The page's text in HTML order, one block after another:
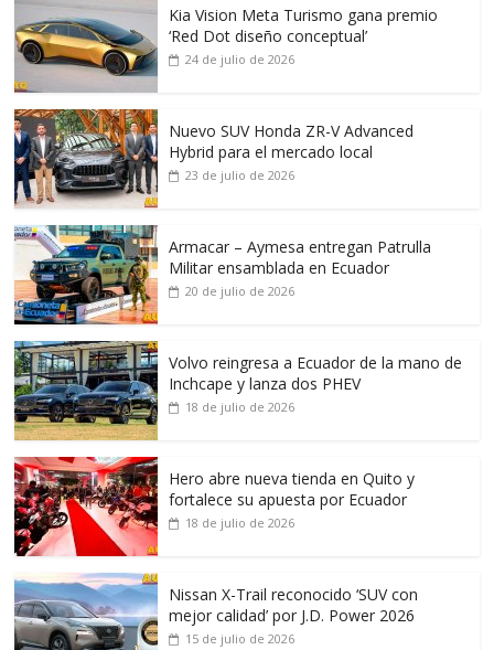
Kia Vision Meta Turismo gana premio
‘Red Dot diseño conceptual’
24 de julio de 2026
Nuevo SUV Honda ZR-V Advanced
Hybrid para el mercado local
23 de julio de 2026
Armacar – Aymesa entregan Patrulla
Militar ensamblada en Ecuador
20 de julio de 2026
Volvo reingresa a Ecuador de la mano de
Inchcape y lanza dos PHEV
18 de julio de 2026
Hero abre nueva tienda en Quito y
fortalece su apuesta por Ecuador
18 de julio de 2026
Nissan X-Trail reconocido ‘SUV con
mejor calidad’ por J.D. Power 2026
15 de julio de 2026